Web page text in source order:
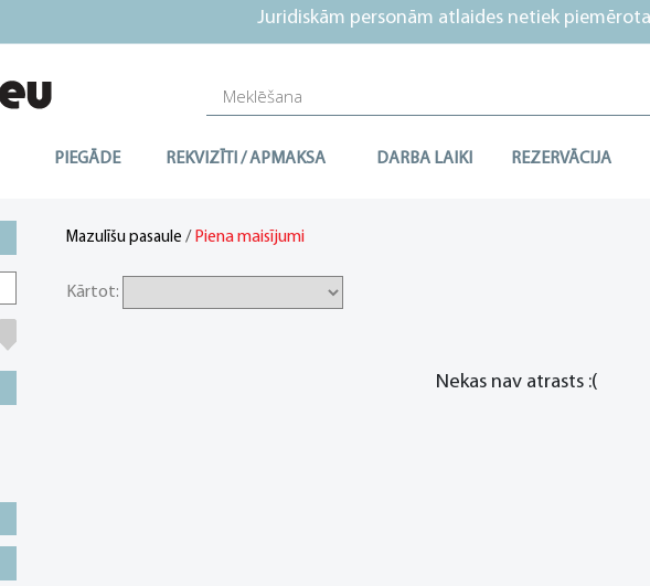
Juridiskām personām atlaides netiek piemērotas!
PIEGĀDE REKVIZĪTI / APMAKSA DARBA LAIKI REZERVĀCIJA
Mazulīšu pasaule / Piena maisījumi
Kārtot:
Nekas nav atrasts :(